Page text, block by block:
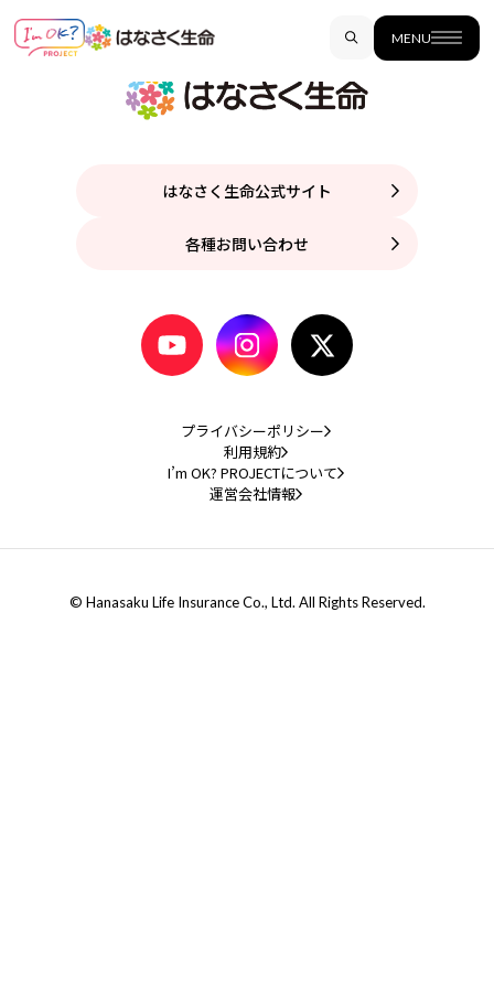
MENU
はなさく生命公式サイト
各種お問い合わせ
プライバシーポリシー
利用規約
I’m OK? PROJECTについて
運営会社情報
© Hanasaku Life Insurance Co., Ltd. All Rights Reserved.